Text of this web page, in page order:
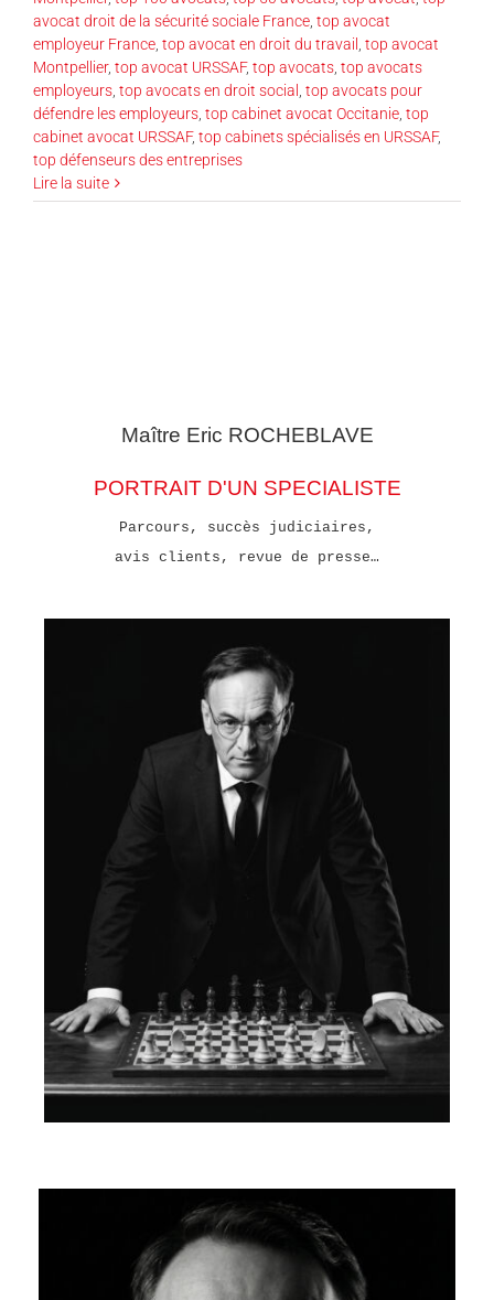
avocat droit de la sécurité sociale France top avocat
employeur France top avocat en droit du travail top avocat
Montpellier, top avocat URSSAF, top avocats top avocats
employeurs top avocats en droit social top avocats pour
défendre les employeurs top cabinet avocat Occitanie top
cabinet avocat URSSAF, top cabinets spécialisés en URSSAF,
top défenseurs des entreprises
Lire la suite
Maître Eric ROCHEBLAVE
PORTRAIT D'UN SPECIALISTE
Parcours, succès judiciaires,
avis clients, revue de presse…